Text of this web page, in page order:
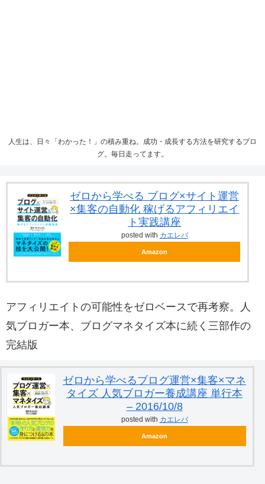
人生は、日々「わかった！」の積み重ね。成功・成長する方法を研究するブロ
グ。毎日走ってます。
ゼロから学べる ブログ×サイト運営
×集客の自動化 稼げるアフィリエイ
ト実践講座
posted with カエレバ
Amazon
アフィリエイトの可能性をゼロベースで再考察。人
気ブロガー本、ブログマネタイズ本に続く三部作の
完結版
ゼロから学べるブログ運営×集客×マネ
タイズ 人気ブロガー養成講座 単行本
– 2016/10/8
posted with カエレバ
Amazon